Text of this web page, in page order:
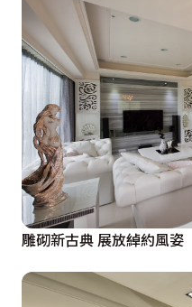
雕砌新古典 展放綽約風姿